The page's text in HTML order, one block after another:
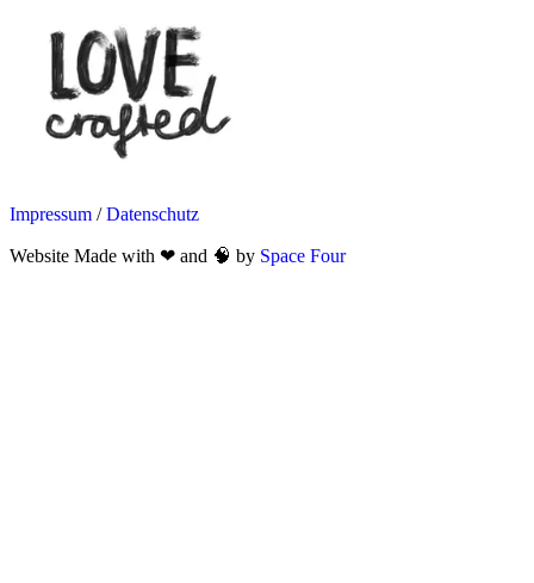
Impressum /Datenschutz
Website Made with ❤ and 🧠 by Space Four